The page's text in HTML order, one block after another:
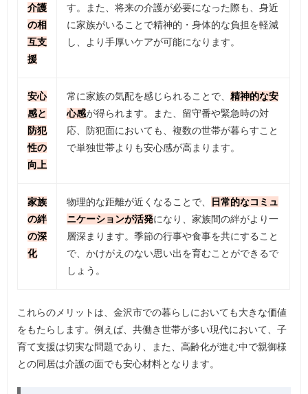
介護
の相
互支
援
す。また、将来の介護が必要になった際も、身近
に家族がいることで精神的・身体的な負担を軽減
し、より手厚いケアが可能になります。
安心
感と
防犯
性の
向上
常に家族の気配を感じられることで、精神的な安
心感が得られます。また、留守番や緊急時の対
応、防犯面においても、複数の世帯が暮らすこと
で単独世帯よりも安心感が高まります。
家族
の絆
の深
化
物理的な距離が近くなることで、
日常的なコミュ
ニケーションが活発になり、家族間の絆がより一
層深まります。季節の行事や食事を共にすること
で、かけがえのない思い出を育むことができるで
しょう。
これらのメリットは、金沢市での暮らしにおいても大きな価値
をもたらします。例えば、共働き世帯が多い現代において、子
育て支援は切実な問題であり、また、高齢化が進む中で親御様
との同居は介護の面でも安心材料となります。